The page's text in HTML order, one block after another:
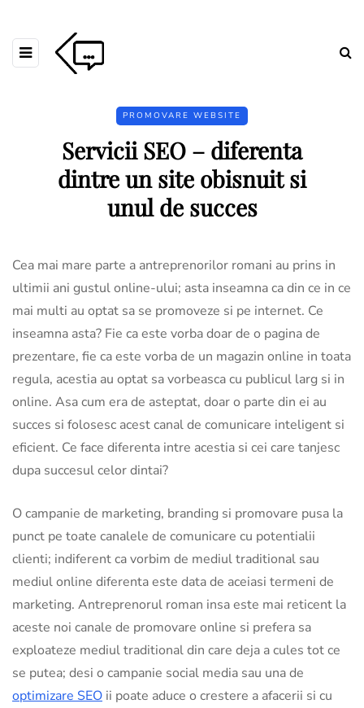
PROMOVARE WEBSITE
Servicii SEO – diferenta
dintre un site obisnuit si
unul de succes
Cea mai mare parte a antreprenorilor romani au prins in
ultimii ani gustul online-ului; asta inseamna ca din ce in ce
mai multi au optat sa se promoveze si pe internet. Ce
inseamna asta? Fie ca este vorba doar de o pagina de
prezentare, fie ca este vorba de un magazin online in toata
regula, acestia au optat sa vorbeasca cu publicul larg si in
online. Asa cum era de asteptat, doar o parte din ei au
succes si folosesc acest canal de comunicare inteligent si
eficient. Ce face diferenta intre acestia si cei care tanjesc
dupa succesul celor dintai?
O campanie de marketing, branding si promovare pusa la
punct pe toate canalele de comunicare cu potentialii
clienti; indiferent ca vorbim de mediul traditional sau
mediul online diferenta este data de aceiasi termeni de
marketing. Antreprenorul roman insa este mai reticent la
aceste noi canale de promovare online si prefera sa
exploateze mediul traditional din care deja a cules tot ce
se putea; desi o campanie social media sau una de
optimizare SEO ii poate aduce o crestere a afacerii si cu